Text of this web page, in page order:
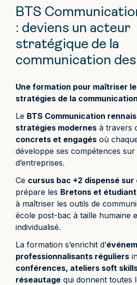
BTS
: deviens un acteur
stratégique de la
communication
Une formation pour maîtriser
stratégies de la
Le BTS Communication
stratégies modernes à travers
concrets et engagés où
développe ses compétences sur
d’entreprises.
Ce cursus bac +2 dispensé sur
prépare les Bretons et
à maîtriser les outils de
école post-bac à taille humaine
individualisé.
La formation s’enrichit d’
professionnalisants réguliers
conférences, ateliers soft
réseautage qui donnent toutes